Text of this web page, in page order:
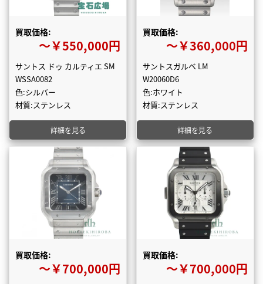
買取価格:
〜￥550,000円
サントス ドゥ カルティエ SM
WSSA0082
色:シルバー
材質:ステンレス
詳細を見る
買取価格:
〜￥360,000円
サントスガルベ LM
W20060D6
色:ホワイト
材質:ステンレス
詳細を見る
買取価格:
〜￥700,000円
買取価格:
〜￥700,000円